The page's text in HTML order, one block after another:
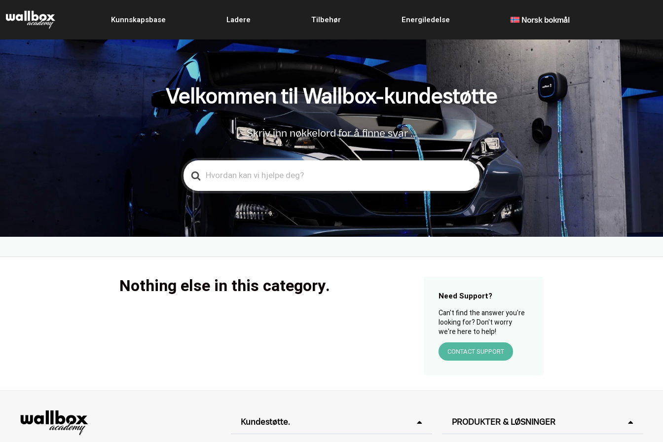
Kunnskapsbase Ladere Tilbehør Energiledelse Norsk bokmål
Velkommen til Wallbox-kundestøtte
Skriv inn nøkkelord for å finne svar …
Search
For
Nothing else in this category. Need Support?
Can't find the answer you're
looking for? Don't worry
we're here to help!
CONTACT SUPPORT
Kundestøtte. PRODUKTER & LØSNINGER